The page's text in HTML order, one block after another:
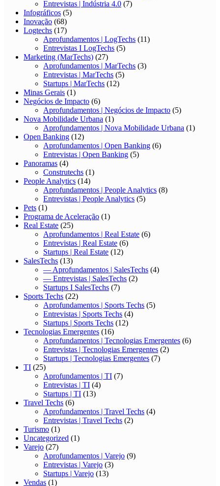
Entrevistas | Indústria 4.0 (7)
Infográficos (5)
Inovação (68)
Logtechs (17)
Aprofundamentos | LogTechs (11)
Entrevistas I LogTechs (5)
Marketing (MarTechs) (27)
Aprofundamentos | MarTechs (3)
Entrevistas | MarTechs (5)
Startups | MarTechs (12)
Minas Gerais (1)
Negócios de Impacto (6)
Aprofundamentos | Negócios de Impacto (5)
Nova Mobilidade Urbana (1)
Aprofundamentos | Nova Mobilidade Urbana (1)
Open Banking (12)
Aprofundamentos | Open Banking (6)
Entrevistas | Open Banking (5)
Panoramas (4)
Construtechs (1)
People Analytics (14)
Aprofundamentos | People Analytics (8)
Entrevistas | People Analytics (5)
Pets (1)
Programa de Aceleração (1)
Real Estate (25)
Aprofundamentos | Real Estate (6)
Entrevistas | Real Estate (6)
Startups | Real Estate (12)
SalesTechs (13)
— Aprofundamentos | SalesTechs (4)
— Entrevistas | SalesTechs (2)
Startups I SalesTechs (7)
Sports Techs (22)
Aprofundamentos | Sports Techs (5)
Entrevistas | Sports Techs (4)
Startups | Sports Techs (12)
Tecnologias Emergentes (16)
Aprofundamentos | Tecnologias Emergentes (6)
Entrevistas | Tecnologias Emergentes (2)
Startups | Tecnologias Emergentes (7)
TI (25)
Aprofundamentos | TI (7)
Entrevistas | TI (4)
Startups | TI (13)
Travel Techs (6)
Aprofundamentos | Travel Techs (4)
Entrevistas | Travel Techs (2)
Turismo (1)
Uncategorized (1)
Varejo (27)
Aprofundamentos | Varejo (9)
Entrevistas | Varejo (3)
Startups | Varejo (13)
Vendas (1)